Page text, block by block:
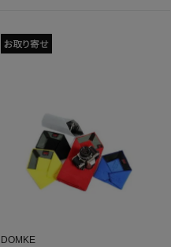
DOMKE